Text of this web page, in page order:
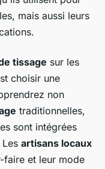
mais aussi leurs
tissage sur les
choisir une
non
traditionnelles,
sont intégrées
artisans locaux
faire et leur mode